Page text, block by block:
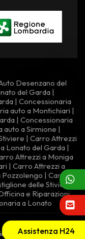
Desenzano del
del Garda |
| Concessionaria
auto a Montichiari |
| Concessionaria
auto a Sirmione |
| Carro Attrezzi
Lonato del Garda |
Attrezzi a Moniga
| Carro Attrezzi a
Pozzolengo | Carro
delle Stiviere|
e Riparazioni
a Lonato
- 25015 Desenzano Del
Assistenza H24